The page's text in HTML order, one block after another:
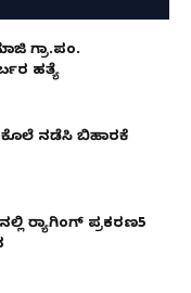
ಗ್ರಾ.ಪಂ.
ಹತ್ಯೆ
ನಡೆಸಿ ಬಿಹಾರಕ್ಕೆ
ರ‌್ಯಾಗಿಂಗ್ ಪ್ರಕರಣ5